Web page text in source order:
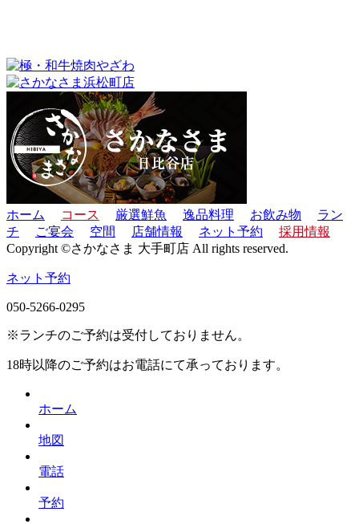
ホーム コース 厳選鮮魚 逸品料理 お飲み物
ラン
チ
ご宴会 空間 店舗情報 ネット予約
採用情報
Copyright ©さかなさま 大手町店 All rights reserved.
ネット予約
050-5266-0295
※ランチのご予約は受付しておりません。
18時以降のご予約はお電話にて承っております。
ホーム
地図
電話
予約